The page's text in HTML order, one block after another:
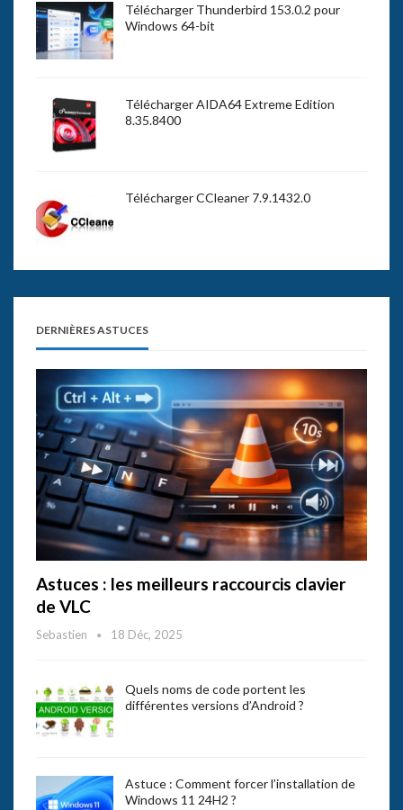
Télécharger Thunderbird 153.0.2 pour
Windows 64-bit
Télécharger AIDA64 Extreme Edition
8.35.8400
Télécharger CCleaner 7.9.1432.0
DERNIÈRES ASTUCES
Astuces : les meilleurs raccourcis clavier
de VLC
Sebastien 18 Déc, 2025
Quels noms de code portent les
différentes versions d’Android ?
Astuce : Comment forcer l’installation de
Windows 11 24H2 ?